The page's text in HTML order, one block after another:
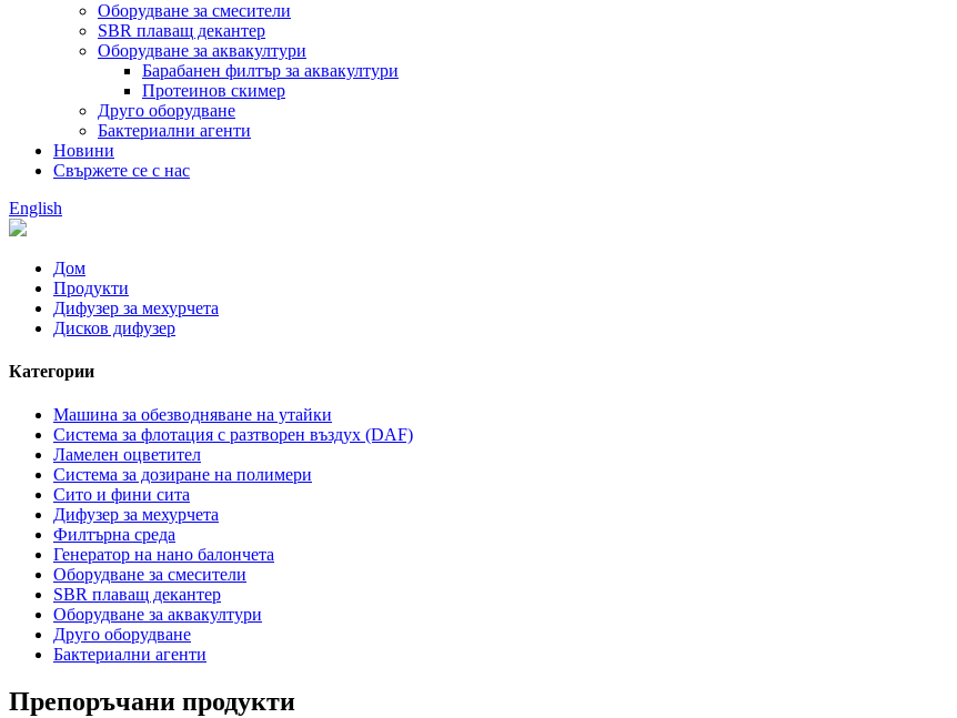
Оборудване за смесители
SBR плаващ декантер
Оборудване за аквакултури
Барабанен филтър за аквакултури
Протеинов скимер
Друго оборудване
Бактериални агенти
Новини
Свържете се с нас
English
Дом
Продукти
Дифузер за мехурчета
Дисков дифузер
Категории
Машина за обезводняване на утайки
Система за флотация с разтворен въздух (DAF)
Ламелен оцветител
Система за дозиране на полимери
Сито и фини сита
Дифузер за мехурчета
Филтърна среда
Генератор на нано балончета
Оборудване за смесители
SBR плаващ декантер
Оборудване за аквакултури
Друго оборудване
Бактериални агенти
Препоръчани продукти